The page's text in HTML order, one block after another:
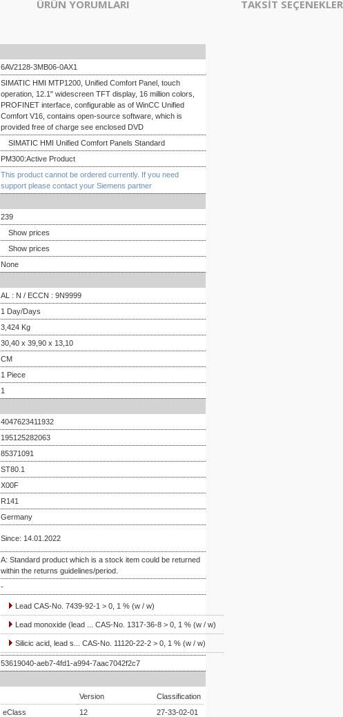
ÜRÜN YORUMLARI TAKSİT
6AV2128-3MB06-0AX1
SIMATIC HMI MTP1200, Unified Comfort Panel, touch
operation, 12.1" widescreen TFT display, 16 million colors,
PROFINET interface, configurable as of WinCC Unified
Comfort V16, contains open-source software, which is
provided free of charge see enclosed DVD
SIMATIC HMI Unified Comfort Panels Standard
PM300:Active Product
This product cannot be ordered currently. If you need
support please contact your Siemens partner
239
Show prices
Show prices
None
AL : N / ECCN : 9N9999
1 Day/Days
3,424 Kg
30,40 x 39,90 x 13,10
CM
1 Piece
1
4047623411932
195125282063
85371091
ST80.1
X00F
R141
Germany
Since: 14.01.2022
A: Standard product which is a stock item could be returned
within the returns guidelines/period.
-
Lead CAS-No. 7439-92-1 > 0, 1 % (w / w)
Lead monoxide (lead ... CAS-No. 1317-36-8 > 0, 1 % (w / w)
Silicic acid, lead s... CAS-No. 11120-22-2 > 0, 1 % (w / w)
53619040-aeb7-4fd1-a994-7aac7042f2c7
Version
Classification
eClass
12
27-33-02-01